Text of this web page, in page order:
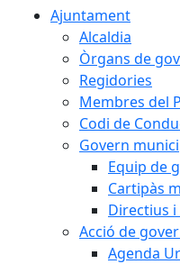
Ajuntament
Alcaldia
Òrgans de
Regidories
Membres del
Codi de
Govern
Equip de
Cartipàs
Directius
Acció de
Agenda